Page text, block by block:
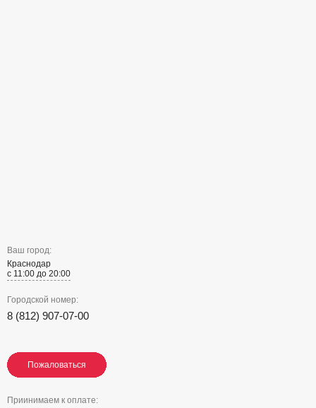
Ваш город:
Краснодар
с 11:00 до 20:00
Городской номер:
8 (812) 907-07-00
Пожаловаться
Пожаловаться
Пожаловаться
Приинимаем к оплате: